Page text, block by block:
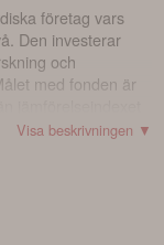
företag vars
Den investerar
och
med fonden är
av Nasdaq, Inc.,
2016/1011 av den
Visa beskrivningen ▼